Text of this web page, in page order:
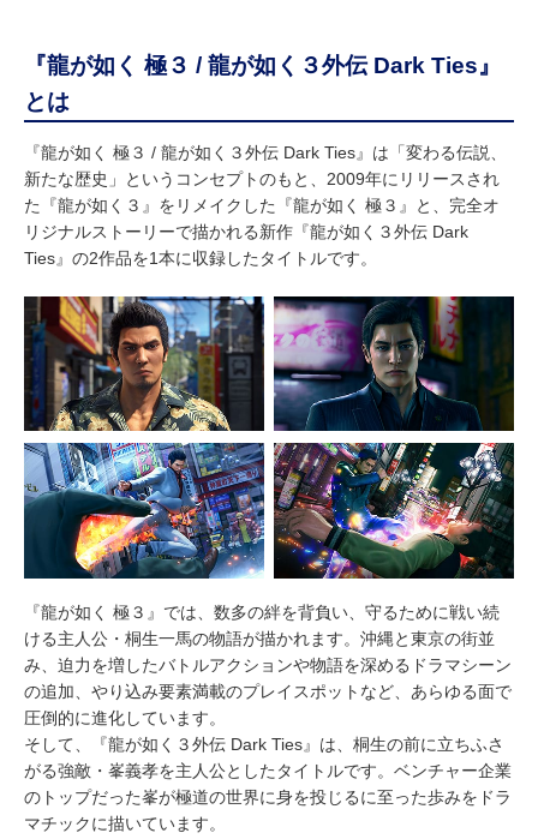
『龍が如く 極３ / 龍が如く３外伝 Dark Ties』
とは
『龍が如く 極３ / 龍が如く３外伝 Dark Ties』は「変わる伝説、
新たな歴史」というコンセプトのもと、2009年にリリースされ
た『龍が如く３』をリメイクした『龍が如く 極３』と、完全オ
リジナルストーリーで描かれる新作『龍が如く３外伝 Dark
Ties』の2作品を1本に収録したタイトルです。
『龍が如く 極３』では、数多の絆を背負い、守るために戦い続
ける主人公・桐生一馬の物語が描かれます。沖縄と東京の街並
み、迫力を増したバトルアクションや物語を深めるドラマシーン
の追加、やり込み要素満載のプレイスポットなど、あらゆる面で
圧倒的に進化しています。
そして、『龍が如く３外伝 Dark Ties』は、桐生の前に立ちふさ
がる強敵・峯義孝を主人公としたタイトルです。ベンチャー企業
のトップだった峯が極道の世界に身を投じるに至った歩みをドラ
マチックに描いています。